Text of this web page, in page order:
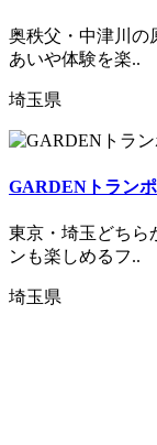
奥秩父・中津川の
あいや体験を楽..
埼玉県
GARDENトラン
東京・埼玉どちら
ンも楽しめるフ..
埼玉県